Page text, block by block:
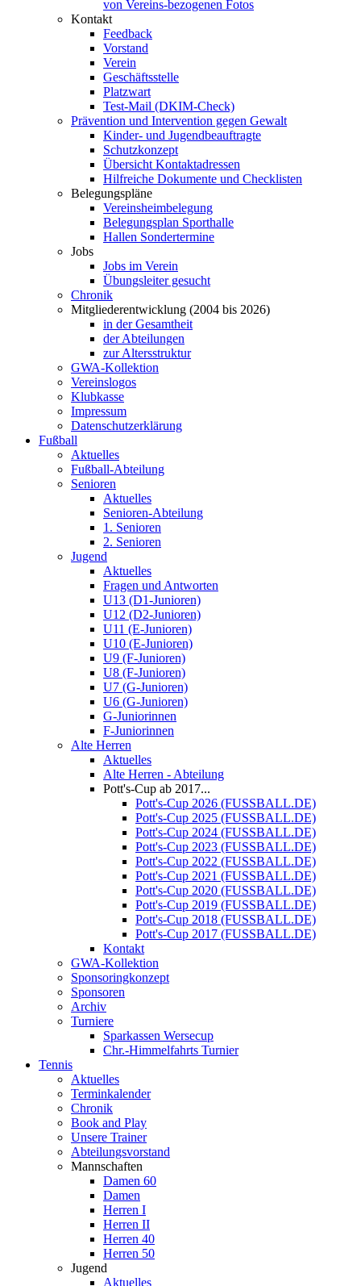
von Vereins-bezogenen Fotos
Kontakt
Feedback
Vorstand
Verein
Geschäftsstelle
Platzwart
Test-Mail (DKIM-Check)
Prävention und Intervention gegen Gewalt
Kinder- und Jugendbeauftragte
Schutzkonzept
Übersicht Kontaktadressen
Hilfreiche Dokumente und Checklisten
Belegungspläne
Vereinsheimbelegung
Belegungsplan Sporthalle
Hallen Sondertermine
Jobs
Jobs im Verein
Übungsleiter gesucht
Chronik
Mitgliederentwicklung (2004 bis 2026)
in der Gesamtheit
der Abteilungen
zur Altersstruktur
GWA-Kollektion
Vereinslogos
Klubkasse
Impressum
Datenschutzerklärung
Fußball
Aktuelles
Fußball-Abteilung
Senioren
Aktuelles
Senioren-Abteilung
1. Senioren
2. Senioren
Jugend
Aktuelles
Fragen und Antworten
U13 (D1-Junioren)
U12 (D2-Junioren)
U11 (E-Junioren)
U10 (E-Junioren)
U9 (F-Junioren)
U8 (F-Junioren)
U7 (G-Junioren)
U6 (G-Junioren)
G-Juniorinnen
F-Juniorinnen
Alte Herren
Aktuelles
Alte Herren - Abteilung
Pott's-Cup ab 2017...
Pott's-Cup 2026 (FUSSBALL.DE)
Pott's-Cup 2025 (FUSSBALL.DE)
Pott's-Cup 2024 (FUSSBALL.DE)
Pott's-Cup 2023 (FUSSBALL.DE)
Pott's-Cup 2022 (FUSSBALL.DE)
Pott's-Cup 2021 (FUSSBALL.DE)
Pott's-Cup 2020 (FUSSBALL.DE)
Pott's-Cup 2019 (FUSSBALL.DE)
Pott's-Cup 2018 (FUSSBALL.DE)
Pott's-Cup 2017 (FUSSBALL.DE)
Kontakt
GWA-Kollektion
Sponsoringkonzept
Sponsoren
Archiv
Turniere
Sparkassen Wersecup
Chr.-Himmelfahrts Turnier
Tennis
Aktuelles
Terminkalender
Chronik
Book and Play
Unsere Trainer
Abteilungsvorstand
Mannschaften
Damen 60
Damen
Herren I
Herren II
Herren 40
Herren 50
Jugend
Aktuelles